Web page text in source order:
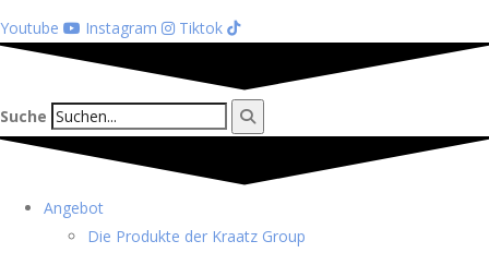
Youtube
Instagram Tiktok
Suche
Angebot
Die Produkte der Kraatz Group